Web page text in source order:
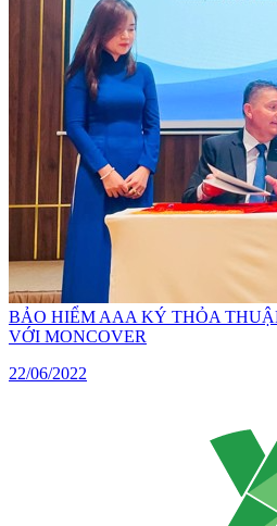
BẢO HIỂM AAA KÝ THỎA
VỚI MONCOVER
22/06/2022